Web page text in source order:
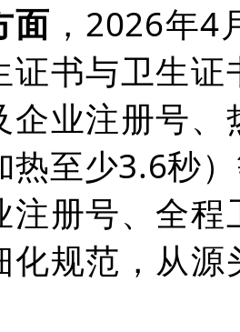
面 ，2026年
证书与卫生
企业注册号
至少3.6秒
注册号、全
化规范，从